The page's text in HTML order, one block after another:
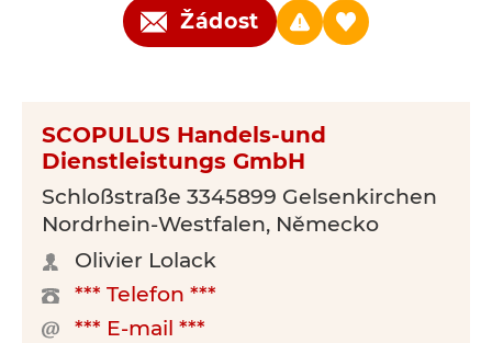
Žádost
SCOPULUS Handels-und
Dienstleistungs GmbH
Schloßstraße 3345899 Gelsenkirchen
Nordrhein-Westfalen, Německo
Olivier Lolack
*** Telefon ***
*** E-mail ***